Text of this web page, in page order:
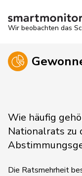
Wir beobachten das
Wie häufig
Nationalrats zu
Die Ratsmehrheit